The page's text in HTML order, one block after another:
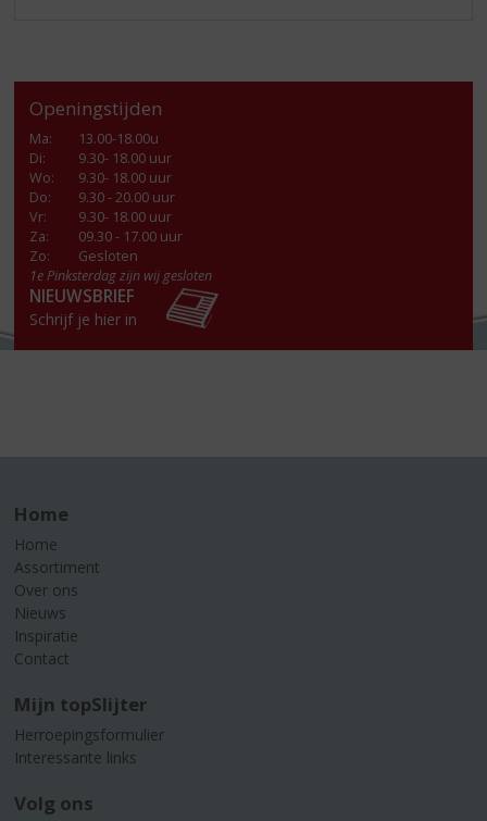
Openingstijden
Ma:
13.00-18.00u
Di:
9.30- 18.00 uur
Wo:
9.30- 18.00 uur
Do:
9.30 - 20.00 uur
Vr:
9.30- 18.00 uur
Za:
09.30 - 17.00 uur
Zo:
Gesloten
1e Pinksterdag zijn wij gesloten
NIEUWSBRIEF
Schrijf je hier in
Home
Home
Assortiment
Over ons
Nieuws
Inspiratie
Contact
Mijn topSlijter
Herroepingsformulier
Interessante links
Volg ons